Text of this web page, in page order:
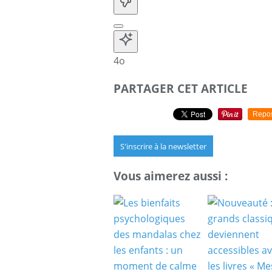
4o
PARTAGER CET ARTICLE
S'inscrire à la newsletter
Vous aimerez aussi :